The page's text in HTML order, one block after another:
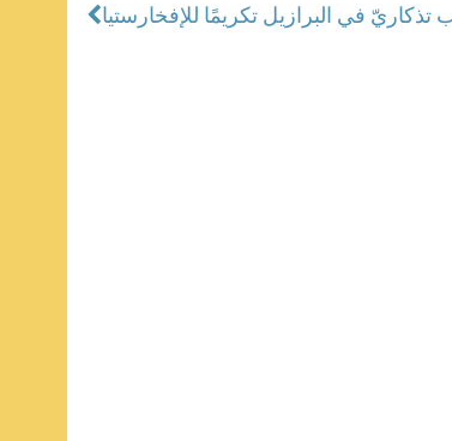
في البرازيل تكريمًا للإفخارستيا